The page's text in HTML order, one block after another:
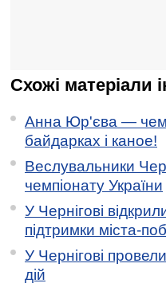
Схожі матеріали
Анна Юр'єва —
байдарках і каное!
Веслувальники
чемпіонату України
У Чернігові
підтримки міста-
У Чернігові
дій